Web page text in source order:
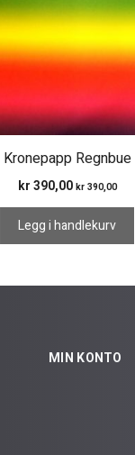
Kronepapp Regnbue
kr 390,00 kr390,00
Legg i handlekurv
MIN KONTO